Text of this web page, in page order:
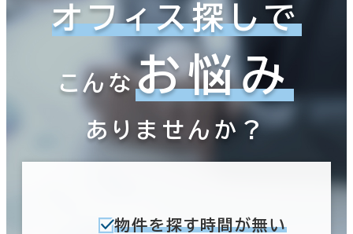
オフィス探しで
こんなお悩み
ありませんか？
物件を探す時間が無い